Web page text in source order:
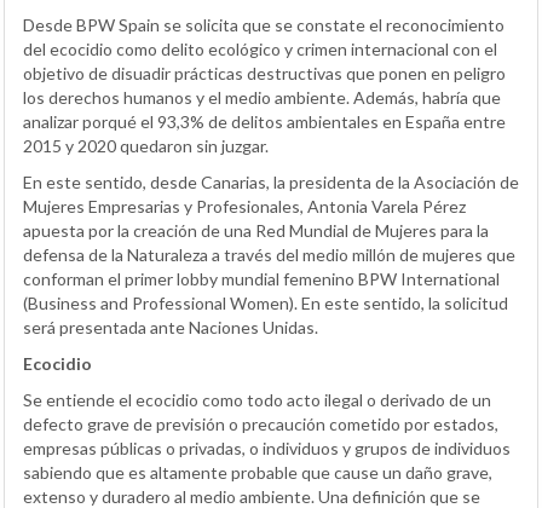
Desde BPW Spain se solicita que se constate el reconocimiento
del ecocidio como delito ecológico y crimen internacional con el
objetivo de disuadir prácticas destructivas que ponen en peligro
los derechos humanos y el medio ambiente. Además, habría que
analizar porqué el 93,3% de delitos ambientales en España entre
2015 y 2020 quedaron sin juzgar.
En este sentido, desde Canarias, la presidenta de la Asociación de
Mujeres Empresarias y Profesionales, Antonia Varela Pérez
apuesta por la creación de una Red Mundial de Mujeres para la
defensa de la Naturaleza a través del medio millón de mujeres que
conforman el primer lobby mundial femenino BPW International
(Business and Professional Women). En este sentido, la solicitud
será presentada ante Naciones Unidas.
Ecocidio
Se entiende el ecocidio como todo acto ilegal o derivado de un
defecto grave de previsión o precaución cometido por estados,
empresas públicas o privadas, o individuos y grupos de individuos
sabiendo que es altamente probable que cause un daño grave,
extenso y duradero al medio ambiente. Una definición que se